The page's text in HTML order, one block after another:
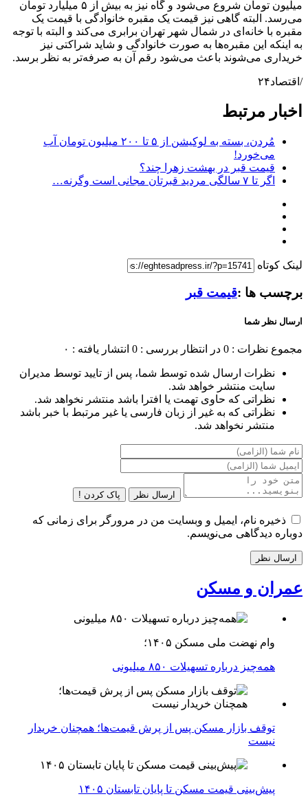
میلیون تومان شروع می‌شود و گاه نیز به بیش از ۵ میلیارد تومان
می‌رسد. البته گاهی نیز قیمت یک مقبره خانوادگی با قیمت یک
مقبره با خانه‌ای در شمال شهر تهران برابری می‌کند و البته با توجه
به اینکه این مقبر‌ه‌ها به صورت خانوادگی و شاید شراکتی نیز
خریداری می‌شوند باعث می‌شود رقم آن به صرفه‌تر به نظر برسد.
/اقتصاد۲۴
اخبار مرتبط
مُردن، بسته به لوکیشن از ۵ تا ۲۰۰ میلیون تومان آب
می‌خورد!
قیمت قبر در بهشت زهرا چند؟
اگر تا ۷ سالگی مردید قبرتان مجانی است وگرنه…
لینک کوتاه
برچسب ها :قیمت قبر
ارسال نظر شما
مجموع نظرات : 0 در انتظار بررسی : 0 انتشار یافته : ۰
نظرات ارسال شده توسط شما، پس از تایید توسط مدیران
سایت منتشر خواهد شد.
نظراتی که حاوی تهمت یا افترا باشد منتشر نخواهد شد.
نظراتی که به غیر از زبان فارسی یا غیر مرتبط با خبر باشد
منتشر نخواهد شد.
ارسال نظر پاک کردن !
ذخیره نام، ایمیل و وبسایت من در مرورگر برای زمانی که
دوباره دیدگاهی می‌نویسم.
عمران و مسکن
وام نهضت ملی مسکن ۱۴۰۵؛
همه‌چیز درباره تسهیلات ۸۵۰ میلیونی
توقف بازار مسکن پس از پرش قیمت‌ها؛ همچنان خریدار
نیست
پیش‌بینی قیمت مسکن تا پایان تابستان ۱۴۰۵